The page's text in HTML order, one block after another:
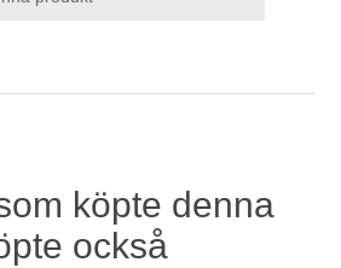
köpte denna
också